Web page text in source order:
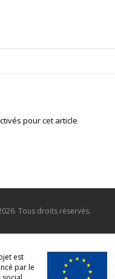
pour cet article
Tous droits réservés.
est
par le